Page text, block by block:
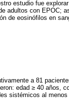
estudio fue
adultos con EPOC;
de eosinófilos en
a 81
edad ≥ 40 años,
sistémicos al menos